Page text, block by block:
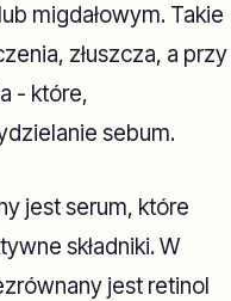
migdałowym. Takie
złuszcza, a przy
- które,
sebum.
jest serum, które
składniki. W
jest retinol